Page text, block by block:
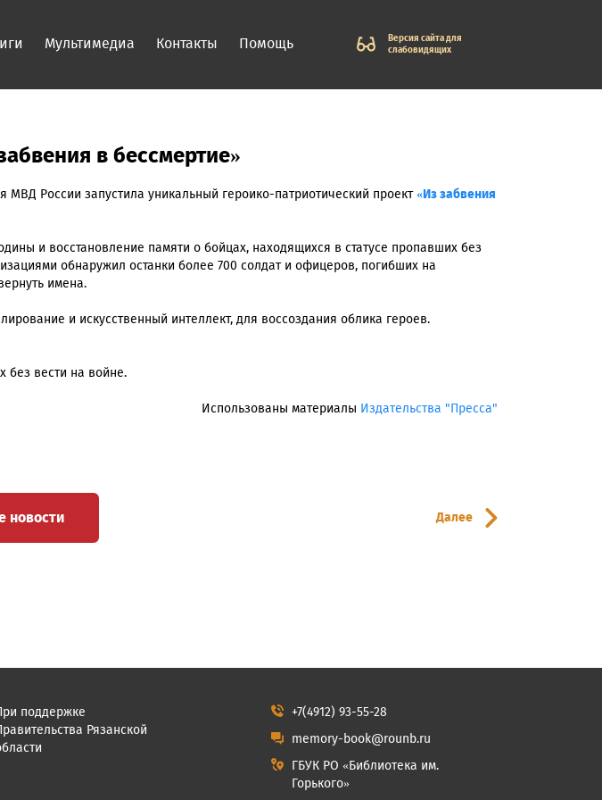
Мультимедиа Контакты Помощь
Версия сайта для
слабовидящих
в бессмертие»
России запустила уникальный героико-патриотический проект«Из забвения
и восстановление памяти о бойцах, находящихся в статусе пропавших без
обнаружил останки более 700 солдат и офицеров, погибших на
имена.
и искусственный интеллект, для воссоздания облика героев.
без вести на войне.
Использованы материалы Издательства "Пресса"
новости Далее
поддержке
Рязанской
+7(4912) 93-55-28
memory-book@rounb.ru
ГБУК РО «Библиотека им.
Горького»